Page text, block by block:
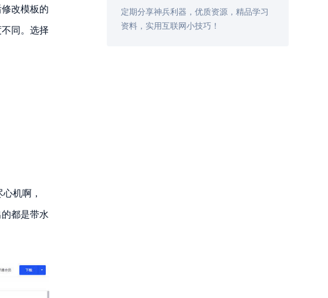
定期分享神兵利器，优质资源，精品学习
资料，实用互联网小技巧！
改模板的
同。选择
机啊，
都是带水